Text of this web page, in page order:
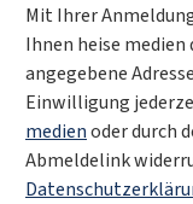
Mit Ihrer
Ihnen heise
angegebene
Einwilligung
medienoder durch
Abmeldelink